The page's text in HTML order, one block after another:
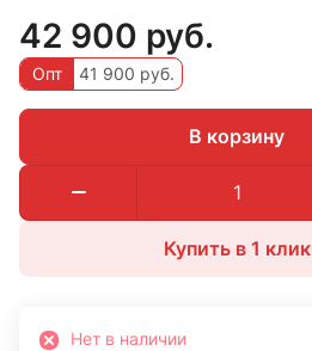
42 900 руб.
Опт 41 900 руб.
В корзину
Купить в 1 клик
Нет в наличии